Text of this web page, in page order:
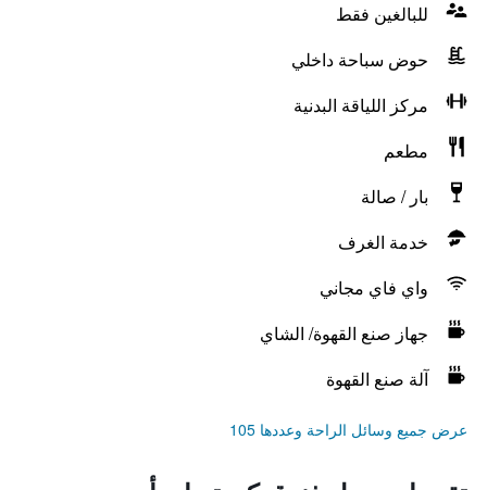
للبالغين فقط
حوض سباحة داخلي
مركز اللياقة البدنية
مطعم
بار / صالة
خدمة الغرف
واي فاي مجاني
جهاز صنع القهوة/ الشاي
آلة صنع القهوة
عرض جميع وسائل الراحة وعددها 105